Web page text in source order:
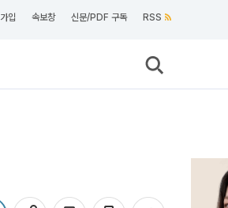
입 속보창 신문/PDF 구독 RSS